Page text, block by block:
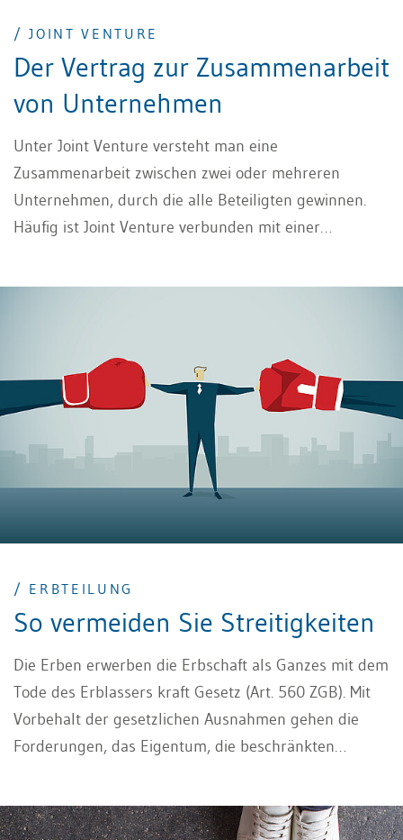
/ JOINT VENTURE
Der Vertrag zur Zusammenarbeit
von Unternehmen
Unter Joint Venture versteht man eine
Zusammenarbeit zwischen zwei oder mehreren
Unternehmen, durch die alle Beteiligten gewinnen.
Häufig ist Joint Venture verbunden mit einer
/ ERBTEILUNG
So vermeiden Sie Streitigkeiten
Die Erben erwerben die Erbschaft als Ganzes mit dem
Tode des Erblassers kraft Gesetz (Art. 560 ZGB). Mit
Vorbehalt der gesetzlichen Ausnahmen gehen die
Forderungen, das Eigentum, die beschränkten
Erblassers werden zu persönlichen Schulden der